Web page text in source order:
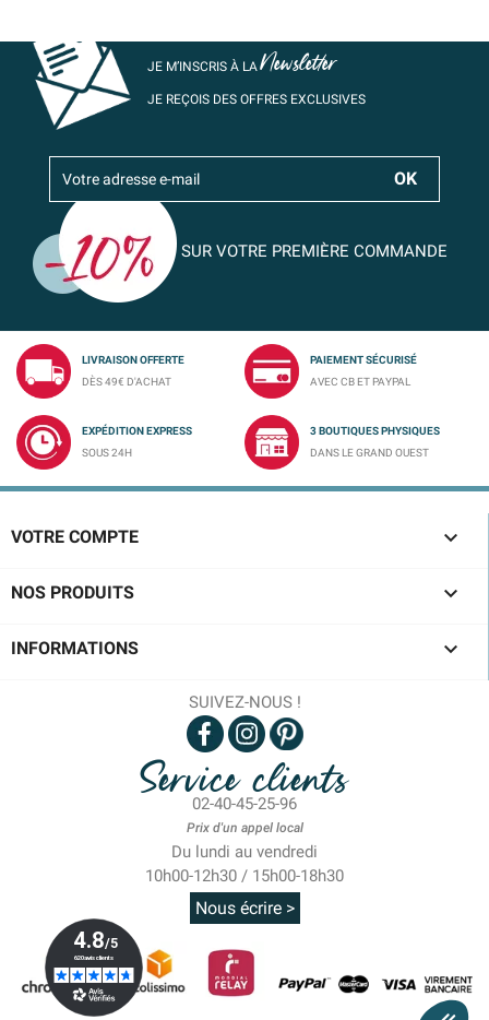
JE M’INSCRIS À LANewsletter
JE REÇOIS DES OFFRES EXCLUSIVES
SUR VOTRE PREMIÈRE COMMANDE
LIVRAISON OFFERTE
DÈS 49€ D'ACHAT
PAIEMENT SÉCURISÉ
AVEC CB ET PAYPAL
EXPÉDITION EXPRESS
SOUS 24H
3 BOUTIQUES PHYSIQUES
DANS LE GRAND OUEST
VOTRE COMPTE 
NOS PRODUITS 
INFORMATIONS 
SUIVEZ-NOUS !
Service clients
02-40-45-25-96
Prix d'un appel local
Du lundi au vendredi
10h00-12h30 / 15h00-18h30
Nous écrire >